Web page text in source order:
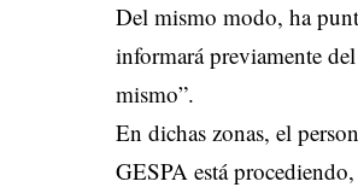
Del mismo modo, ha
informará previamente
mismo”.
En dichas zonas, el
GESPA está